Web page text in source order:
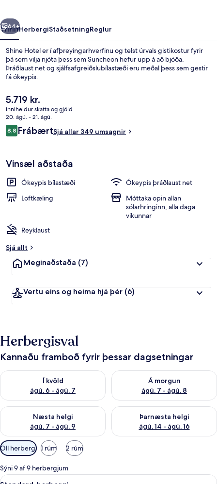
Aðstaða á gististað
Næsta
64+
YfirlitHerbergiStaðsetningReglur
Shine Hotel er í afþreyingarhverfinu og telst úrvals gistikostur fyrir
þá sem vilja njóta þess sem Suncheon hefur upp á að bjóða.
Þráðlaust net og sjálfsafgreiðslubílastæði eru meðal þess sem gestir
fá ókeypis.
Núverandi
verð
er
5.719 kr.
5.719 kr.
inniheldur skatta og gjöld
20. ágú. - 21. ágú.
Umsagnir
8,88,8 af 10
FrábærtSjá allar 349 umsagnir
Vinsæl aðstaða
Ókeypis bílastæði
Ókeypis þráðlaust net
Loftkæling
Móttaka opin allan
sólarhringinn, alla daga
vikunnar
Reyklaust
Sjá allt
Meginaðstaða (7)
Vertu eins og heima hjá þér (6)
Herbergisval
Kannaðu framboð fyrir þessar dagsetningar
Í kvöld
ágú. 6 - ágú. 7
Athuga framboð í kvöld ágú. 6 - ágú. 7
Á morgun
ágú. 7 - ágú. 8
Athuga framboð á morgun
Næsta helgi
ágú. 7 - ágú. 9
Athuga framboð næstu helgi ágú. 7 - ágú. 9
Þarnæsta helgi
ágú. 14 - ágú. 16
Athuga framboð þarnæstu
Síur
í
boði
fyrir
Öll herbergi 1 rúm 2 rúm
Sýni 9 af 9 herbergjum
Skoða
1 svefnherbergi, rúmföt af bestu